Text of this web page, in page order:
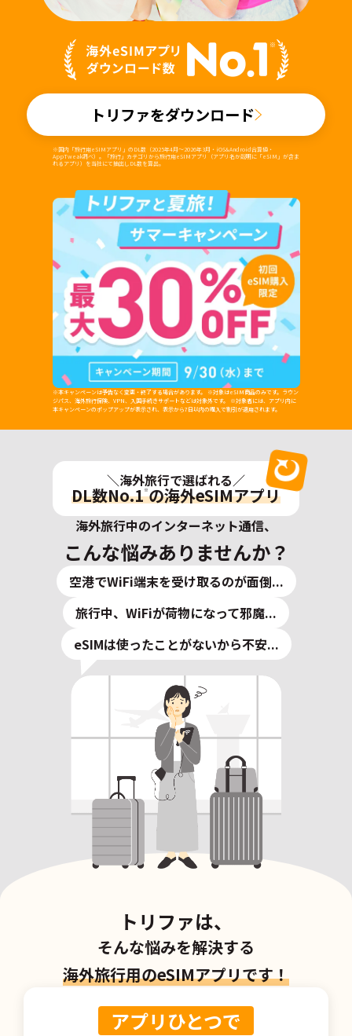
トリファをダウンロード
※国内「旅行用eSIMアプリ」のDL数（2025年4月～2026年3月・iOS&Android合算値・
AppTweak調べ）。「旅行」カテゴリから旅行用eSIMアプリ（アプリ名か説明に「eSIM」が含ま
れるアプリ）を当社にて抽出しDL数を算出。
※本キャンペーンは予告なく変更・終了する場合があります。 ※対象はeSIM商品のみです。ラウン
ジパス、海外旅行保険、VPN、入国手続きサポートなどは対象外です。 ※対象者には、アプリ内に
本キャンペーンのポップアップが表示され、表示から7日以内の購入で割引が適用されます。
＼海外旅行で選ばれる／
DL数No.1※の海外eSIMアプリ
海外旅行中のインターネット通信、
こんな悩みありませんか？
空港でWiFi端末を受け取るのが面倒...
旅行中、WiFiが荷物になって邪魔...
eSIMは使ったことがないから不安...
トリファは、
そんな悩みを解決する
海外旅行用のeSIMアプリです！
アプリひとつで